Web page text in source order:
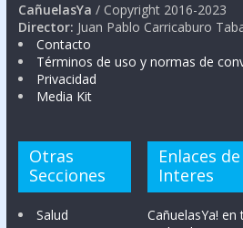
CañuelasYa / Copyright 2016-2023
Director: Juan Pablo Carricaburo
Contacto
Términos de uso y normas de
Privacidad
Media Kit
Otras
Secciones
Salud
Enlaces de
Interes
CañuelasYa! en